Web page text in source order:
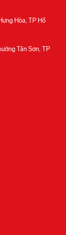
Hòa, TP Hồ
Tân Sơn, TP